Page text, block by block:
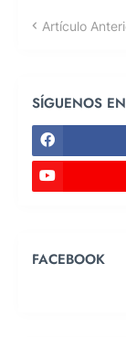
Artículo
SÍGUENOS EN
FACEBOOK